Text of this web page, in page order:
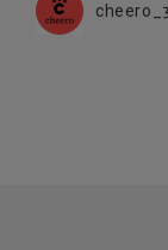
cheero_